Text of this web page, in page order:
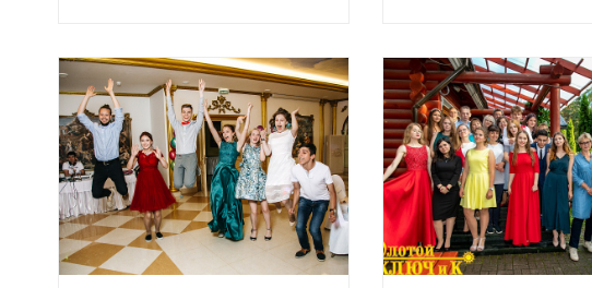
нас мероприятие! И детям и взрослым
все понравилось, меню было
достаточное, как Вы и говорили, даже
взяли с собой. Юлия молодец, огромное
и отдельное ей спасибо! Обязательно
оставлю отзыв на Яндексе. Торт выше
всяких похвал, очень красивый и
эффектный. Отдельно выделю нашу
ведущую, она просто была двигателем
мероприятия и нашла подход сразу и ко
всем! Фотограф Дмитрий тоже оставил
приятные впечатления, с его помощью
Спасибо огромное за организацию
мероприятия: очень вежливый и
профессиональный водитель довез нас
оперативно, но при этом максимально
плавно, безопасно и комфортно;
ведущий — выше всех похвал!!! Ребята
и родители в восторге: и поиграли, и
потанцевали. И провели время за
приятной беседой. Очень понравились
фотограф, которая сфотографировала
всех и кажется во всех возможных
ракурсах, и звукорежиссер, который